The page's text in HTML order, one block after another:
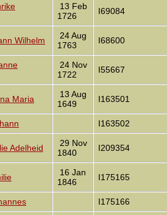
13 Feb
1726
I69084
Wilhelm
24 Aug
1763
I68600
24 Nov
1722
I55667
Maria
13 Aug
1649
I163501
I163502
Adelheid
29 Nov
1840
I209354
16 Jan
1846
I175165
I175166